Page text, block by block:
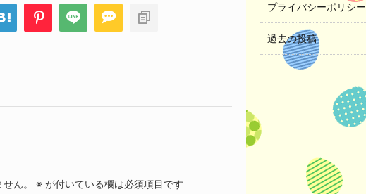
ん。 ※ が付いている欄は必須項目です
プライバシーポリシー
過去の投稿